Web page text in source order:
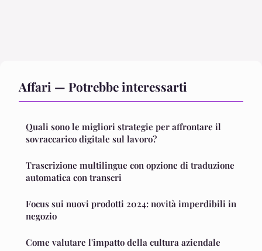
Affari — Potrebbe interessarti
Quali sono le migliori strategie per affrontare il
sovraccarico digitale sul lavoro?
Trascrizione multilingue con opzione di traduzione
automatica con transcri
Focus sui nuovi prodotti 2024: novità imperdibili in
negozio
Come valutare l'impatto della cultura aziendale